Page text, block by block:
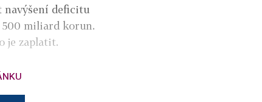
navýšení deficitu
miliard korun.
je zaplatit.